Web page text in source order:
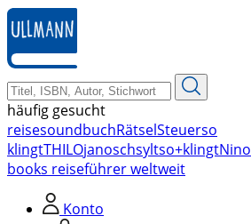
zum
Hauptinhalt
springen
häufig gesucht
reisesoundbuchRätselSteuerso
klingtTHILOjanoschsyltso+klingtNino
books reiseführer weltweit
Konto